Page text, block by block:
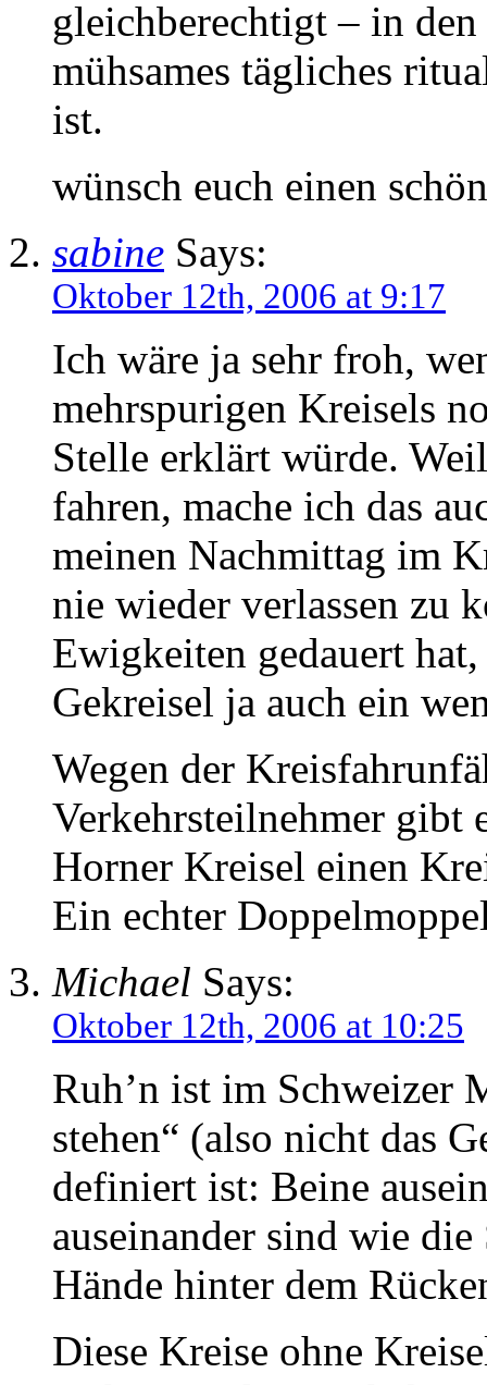
gleichberechtigt – in
mühsames tägliches
ist.
wünsch euch einen
sabine Says:
Oktober 12th, 2006 at 9:17
Ich wäre ja sehr froh,
mehrspurigen Kreisels
Stelle erklärt würde.
fahren, mache ich das
meinen Nachmittag im
nie wieder verlassen zu
Ewigkeiten gedauert
Gekreisel ja auch ein
Wegen der
Verkehrsteilnehmer gibt
Horner Kreisel einen
Ein echter
Michael Says:
Oktober 12th, 2006 at 10:25
Ruh’n ist im Schweizer
stehen“ (also nicht das
definiert ist: Beine
auseinander sind wie
Hände hinter dem
Diese Kreise ohne